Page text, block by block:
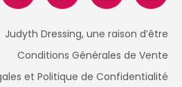
Judyth Dressing, une raison d’être
Conditions Générales de Vente
et Politique de Confidentialité